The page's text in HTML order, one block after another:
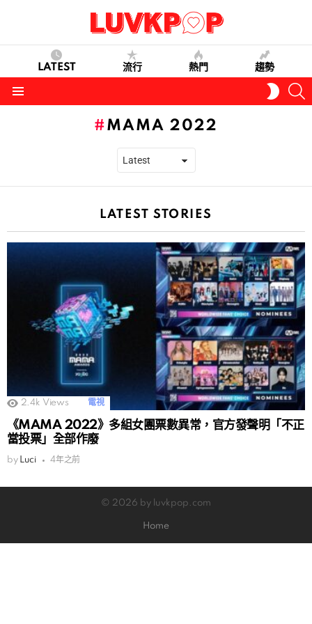
LATEST 流行 熱門 趨勢
SKIN
MAMA 2022
LATEST STORIES
2.4k Views 電視
《MAMA 2022》多組女團票數異常，官方發聲明「不正
當投票」全部作廢
by Luci 4年之前
© 2026 by luvkpop.com
Home